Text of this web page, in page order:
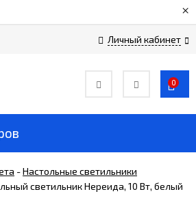
×
Личный кабинет
0
-Настольные светильники
светильник Нереида, 10 Вт, белый